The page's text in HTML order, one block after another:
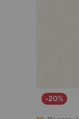
-20%